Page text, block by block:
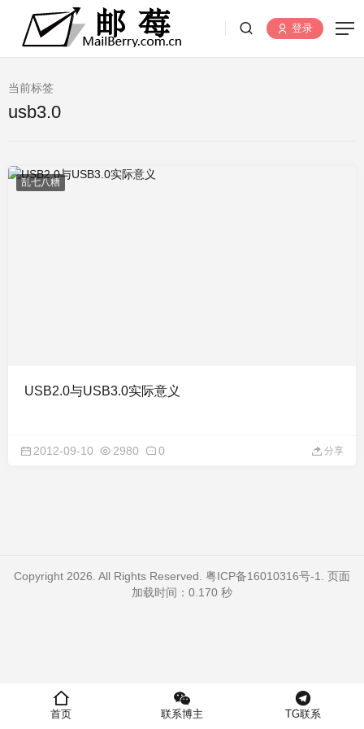
登录
当前标签
usb3.0
乱七八糟
USB2.0与USB3.0实际意义
2012-09-10 2980 0 分享
Copyright 2026. All Rights Reserved. 粤ICP备16010316号-1
. 页面
加载时间：0.170 秒
首页 联系博主 TG联系